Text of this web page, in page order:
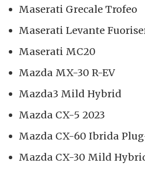
Maserati Grecale Trofeo
Maserati Levante
Maserati MC20
Mazda MX-30 R-EV
Mazda3 Mild Hybrid
Mazda CX-5 2023
Mazda CX-60 Ibrida
Mazda CX-30 Mild